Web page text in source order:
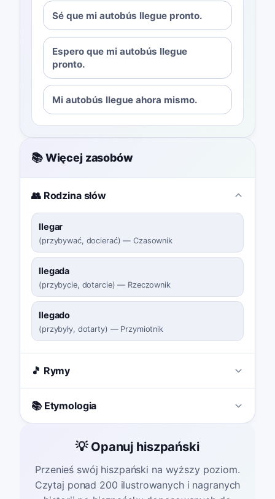
Sé que mi autobús llegue pronto.
Espero que mi autobús llegue
pronto.
Mi autobús llegue ahora mismo.
📚 Więcej zasobów
👥 Rodzina słów
llegar
(przybywać, docierać) —Czasownik
llegada
(przybycie, dotarcie) — Rzeczownik
llegado
(przybyły, dotarty) — Przymiotnik
🎵 Rymy
📚 Etymologia
💡 Opanuj hiszpański
Przenieś swój hiszpański na wyższy poziom.
Czytaj ponad 200 ilustrowanych i nagranych